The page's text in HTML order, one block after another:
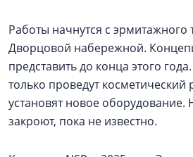
Работы начнутся с эрмитажного
Дворцовой набережной.
представить до конца этого
только проведут косметический
установят новое оборудование.
закроют, пока не известно.